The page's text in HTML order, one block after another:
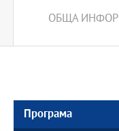
ОБЩА
Програма